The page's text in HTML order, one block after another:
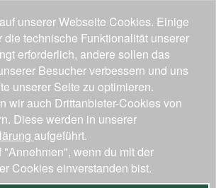
unserer Webseite Cookies. Einige
die technische Funktionalität unserer
erforderlich, andere sollen das
Besucher verbessern und uns
unserer Seite zu optimieren.
wir auch Drittanbieter-Cookies von
Diese werden in unserer
aufgeführt.
"Annehmen", wenn du mit der
Cookies einverstanden bist.